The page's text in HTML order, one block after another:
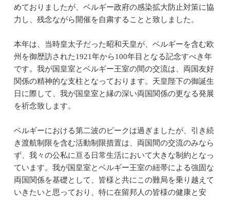
めておりましたが、ベルギー政府の感染拡大防止対策に協
力し、残念ながら開催を自粛することと致しました。
本年は、当時皇太子だった昭和天皇が、ベルギーを含む欧
州を御歴訪された1921年から100年目となる記念すべき年
です。我が国皇室とベルギー王室の間の交流は、両国友好
関係の精神的な支柱となっております。天皇陛下の御誕生
日に際して、我が国皇室と縁の深い両国関係の更なる発展
を祈念致します。
ベルギーにおける第二波のピークは過ぎましたが、引き続
き渡航制限を含む活動制限措置は、両国間の交流のみなら
ず、我々の公私に亘る日常生活において大きな制約となっ
ています。我が国皇室とベルギー王室の紐帯による強固な
両国関係を基礎として、皆様と共にこの難局を乗り越えて
いきたいと思っており、特に在留邦人の皆様の健康と安